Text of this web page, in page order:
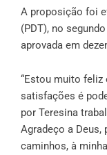
A proposição foi
(PDT), no
aprovada em
“Estou muito feliz
satisfações é
por Teresina
Agradeço a Deus,
caminhos, à